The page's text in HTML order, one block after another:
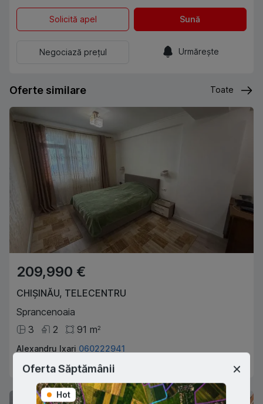
Solicită apel Sună
Negociază prețul Urmărește
Oferte similare Toate
209,990 €
CHIȘINĂU, TELECENTRU
Sprancenoaia
3
2 91 m2
Alexandru Ixari 060222941
Agent imobiliar
Oferta Săptămânii
Hot Hot